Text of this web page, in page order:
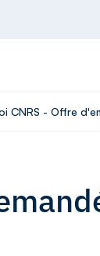
CNRS - Offre